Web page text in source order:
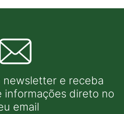
newsletter e receba
informações direto no
email